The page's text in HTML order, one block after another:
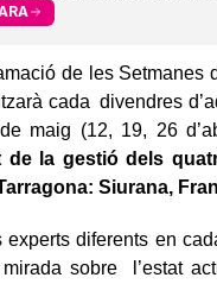
de les Setmanes
cada divendres
maig (12, 19, 26
de la gestió dels
Siurana,
experts diferents en
sobre l’estat